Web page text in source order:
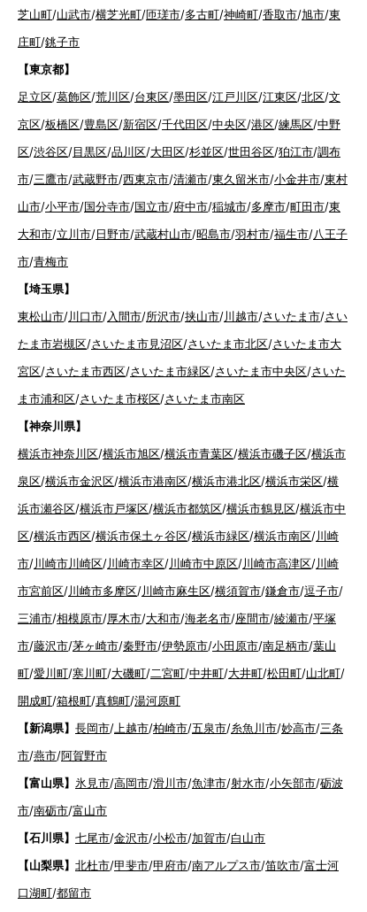
芝山町/山武市/横芝光町/匝瑳市/多古町/神崎町/香取市/旭市/東
庄町/銚子市
【東京都】
足立区/葛飾区/荒川区/台東区/墨田区/江戸川区/江東区/北区/文
京区/板橋区/豊島区/新宿区/千代田区/中央区/港区/練馬区/中野
区/渋谷区/目黒区/品川区/大田区/杉並区/世田谷区/狛江市/調布
市/三鷹市/武蔵野市/西東京市/清瀬市/東久留米市/小金井市/東村
山市/小平市/国分寺市/国立市/府中市/稲城市/多摩市/町田市/東
大和市/立川市/日野市/武蔵村山市/昭島市/羽村市/福生市/八王子
市/青梅市
【埼玉県】
東松山市/川口市/入間市/所沢市/挟山市/川越市/さいたま市/さい
たま市岩槻区/さいたま市見沼区/さいたま市北区/さいたま市大
宮区/さいたま市西区/さいたま市緑区/さいたま市中央区/さいた
ま市浦和区/さいたま市桜区/さいたま市南区
【神奈川県】
横浜市神奈川区/横浜市旭区/横浜市青葉区/横浜市磯子区/横浜市
泉区/横浜市金沢区/横浜市港南区/横浜市港北区/横浜市栄区/横
浜市瀬谷区/横浜市戸塚区/横浜市都筑区/横浜市鶴見区/横浜市中
区/横浜市西区/横浜市保土ヶ谷区/横浜市緑区/横浜市南区/川崎
市/川崎市川崎区/川崎市幸区/川崎市中原区/川崎市高津区/川崎
市宮前区/川崎市多摩区/川崎市麻生区/横須賀市/鎌倉市/逗子市/
三浦市/相模原市/厚木市/大和市/海老名市/座間市/綾瀬市/平塚
市/藤沢市/茅ヶ崎市/秦野市/伊勢原市/小田原市/南足柄市/葉山
町/愛川町/寒川町/大磯町/二宮町/中井町/大井町/松田町/山北町/
開成町/箱根町/真鶴町/湯河原町
【新潟県】 長岡市/ 上越市/柏崎市/五泉市/糸魚川市/妙高市/三条
市/燕市/阿賀野市
【富山県】 氷見市/高岡市/滑川市/魚津市/射水市/小矢部市/砺波
市/南砺市/富山市
【石川県】 七尾市/金沢市/小松市/加賀市/白山市
【山梨県】 北杜市/甲斐市/甲府市/南アルプス市/笛吹市/富士河
口湖町/都留市